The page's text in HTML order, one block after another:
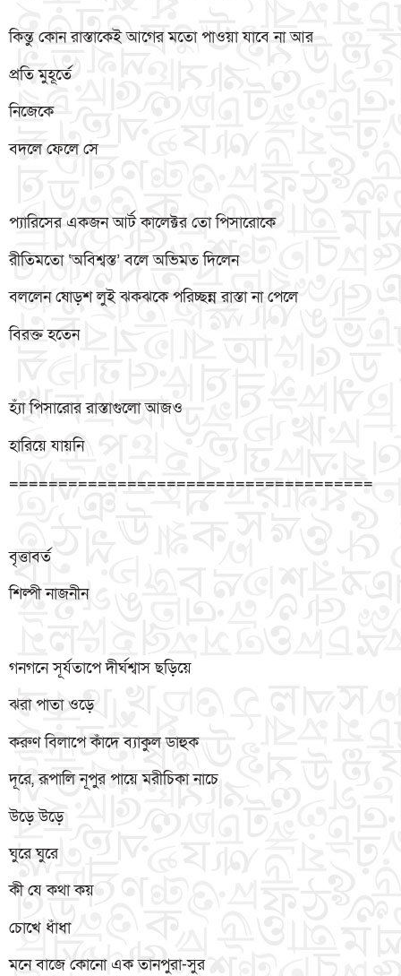
কিন্তু কোন রাস্তাকেই আগের মতো পাওয়া যাবে না আর
প্রতি মুহূর্তে
নিজেকে
বদলে ফেলে সে
প্যারিসের একজন আর্ট কালেক্টর তো পিসারোকে
রীতিমতো ‘অবিশ্বস্ত’ বলে অভিমত দিলেন
বললেন ষোড়শ লুই ঝকঝকে পরিচ্ছন্ন রাস্তা না পেলে
বিরক্ত হতেন
হ্যাঁ পিসারোর রাস্তাগুলো আজও
হারিয়ে যায়নি
=====================================
বৃত্তাবর্ত
শিল্পী নাজনীন
গনগনে সূর্যতাপে দীর্ঘশ্বাস ছড়িয়ে
ঝরা পাতা ওড়ে
করুণ বিলাপে কাঁদে ব্যাকুল ডাহুক
দূরে, রূপালি নূপুর পায়ে মরীচিকা নাচে
উড়ে উড়ে
ঘুরে ঘুরে
কী যে কথা কয়
চোখে ধাঁধা
মনে বাজে কোনো এক তানপুরা-সুর